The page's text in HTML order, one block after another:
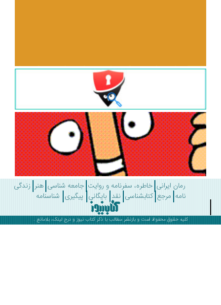
رمان ایرانی خاطره، سفرنامه و روایت جامعه شناسی هنر زندگی
مرجع کتابشناسی نقد بایگانی پیگیری شناسنامه
کلیه حقوق محفوظ است و بازنشر مطالب با ذکرکتاب نیوز و درج لینک، بلامانع .